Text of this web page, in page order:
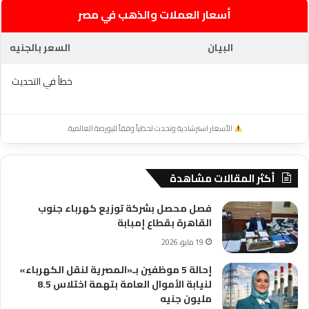
أسعار العملات والذهب في مصر
البيان
السعر بالجنيه
خطأ في التحديث
الأسعار استرشادية وتحدث لحظياً وفقاً للبورصة العالمية.
أكثر المقالات مشاهدة
فصل محصل بشركة توزيع كهرباء جنوب
القاهرة بقطاع إمبابة
19 مايو، 2026
إحالة 5 موظفين بـ«المصرية لنقل الكهرباء»
لنيابة الأموال العامة بتهمة اختلاس 8.5
مليون جنيه